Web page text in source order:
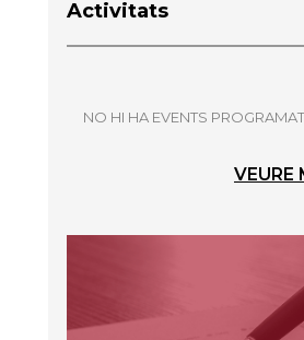
Activitats
NO HI HA EVENTS
VEURE